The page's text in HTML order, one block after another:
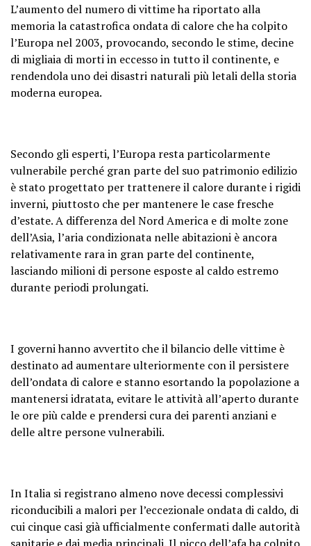
L’aumento del numero di vittime ha riportato alla
memoria la catastrofica ondata di calore che ha colpito
l’Europa nel 2003, provocando, secondo le stime, decine
di migliaia di morti in eccesso in tutto il continente, e
rendendola uno dei disastri naturali più letali della storia
moderna europea.
Secondo gli esperti, l’Europa resta particolarmente
vulnerabile perché gran parte del suo patrimonio edilizio
è stato progettato per trattenere il calore durante i rigidi
inverni, piuttosto che per mantenere le case fresche
d’estate. A differenza del Nord America e di molte zone
dell’Asia, l’aria condizionata nelle abitazioni è ancora
relativamente rara in gran parte del continente,
lasciando milioni di persone esposte al caldo estremo
durante periodi prolungati.
I governi hanno avvertito che il bilancio delle vittime è
destinato ad aumentare ulteriormente con il persistere
dell’ondata di calore e stanno esortando la popolazione a
mantenersi idratata, evitare le attività all’aperto durante
le ore più calde e prendersi cura dei parenti anziani e
delle altre persone vulnerabili.
In Italia si registrano almeno nove decessi complessivi
riconducibili a malori per l’eccezionale ondata di caldo, di
cui cinque casi già ufficialmente confermati dalle autorità